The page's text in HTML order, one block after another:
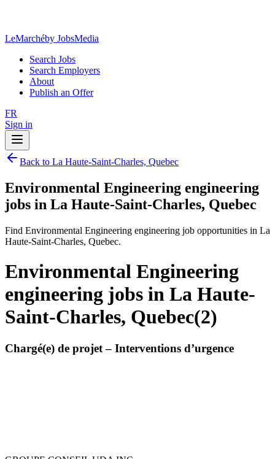
LeMarchéby JobsMedia
Search Jobs
Search Employers
About
Publish an Offer
FR
Sign in
Back to La Haute-Saint-Charles, Quebec
Environmental Engineering engineering
jobs in La Haute-Saint-Charles, Quebec
Find Environmental Engineering engineering job opportunities in La
Haute-Saint-Charles, Quebec.
Environmental Engineering
engineering jobs in La Haute-
Saint-Charles, Quebec(2)
Chargé(e) de projet – Interventions d’urgence